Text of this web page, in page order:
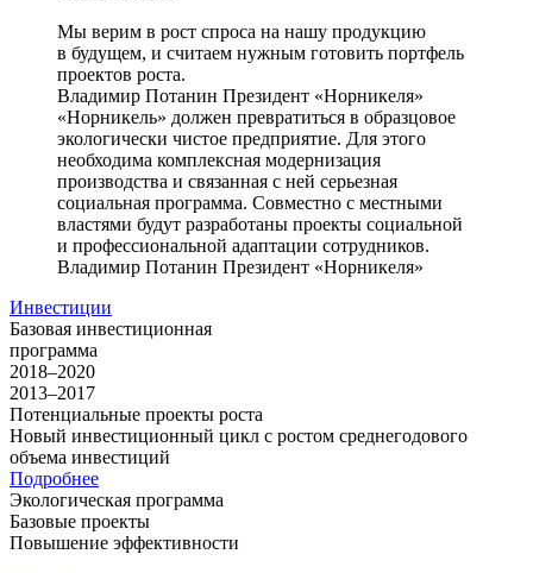
Мы верим в рост спроса на нашу продукцию
в будущем, и считаем нужным готовить портфель
проектов роста.
Владимир Потанин Президент «Норникеля»
«Норникель» должен превратиться в образцовое
экологически чистое предприятие. Для этого
необходима комплексная модернизация
производства и связанная с ней серьезная
социальная программа. Совместно с местными
властями будут разработаны проекты социальной
и профессиональной адаптации сотрудников.
Владимир Потанин Президент «Норникеля»
Инвестиции
Базовая инвестиционная
программа
2018–2020
2013–2017
Потенциальные проекты роста
Новый инвестиционный цикл с ростом среднегодового
объема инвестиций
Подробнее
Экологическая программа
Базовые проекты
Повышение эффективности